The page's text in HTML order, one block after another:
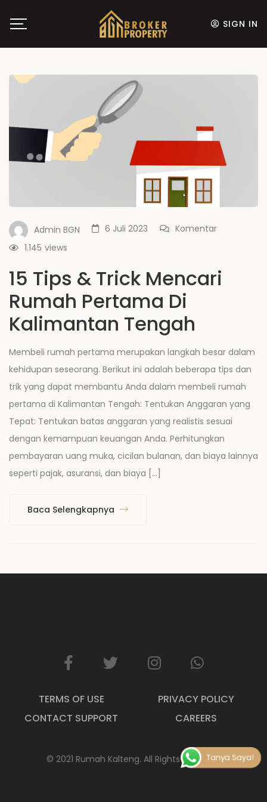
SIGN IN
Admin BGN 6 Juli 2023
Komentar
views
1.145
15 Tips & Trick Mencari
Rumah Pertama Di
Kalimantan Tengah
Membeli rumah pertama merupakan langkah besar dalam
kehidupan seseorang. Berikut ini adalah beberapa tips dan
trik yang dapat membantu Anda dalam membeli rumah
pertama di Kalimantan Tengah: Tentukan Anggaran yang
Tepat: Tentukan batas anggaran yang realistis sesuai
dengan kemampuan keuangan Anda. Perhitungkan
pembayaran uang muka, cicilan bulanan, dan biaya lainnya
seperti pajak, asuransi, dan biaya […]
Baca Selengkapnya
TERMS OF USE
PRIVACY POLICY
CONTACT SUPPORT
CAREERS
© 2021 Rumah Kalteng. All Rights Reserved
Tanya Saya!